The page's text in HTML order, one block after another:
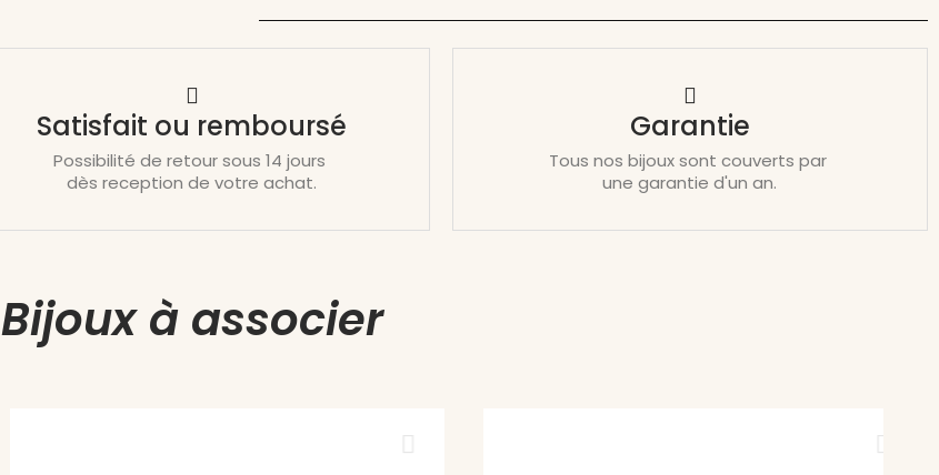
Satisfait ou remboursé
Possibilité de retour sous 14 jours
dès reception de votre achat.
Garantie
Tous nos bijoux sont couverts par
une garantie d'un an.
Bijoux à associer